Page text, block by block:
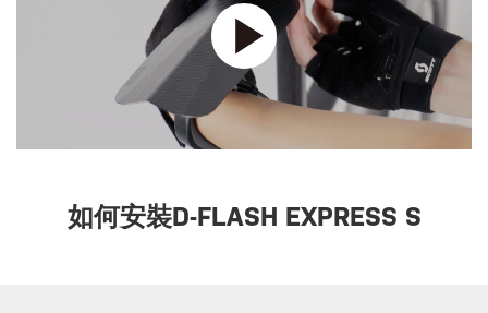
如何安裝D-FLASH EXPRESS S